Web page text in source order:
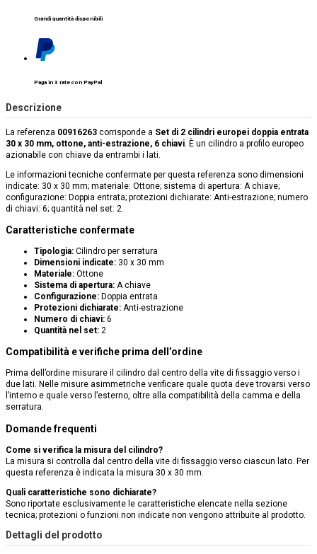
Grandi quantità disponibili
Paga in 3 rate con PayPal
Descrizione
La referenza 00916263 corrisponde a Set di 2 cilindri europei doppia entrata
30 x 30 mm, ottone, anti-estrazione, 6 chiavi. È un cilindro a profilo europeo
azionabile con chiave da entrambi i lati.
Le informazioni tecniche confermate per questa referenza sono dimensioni
indicate: 30 x 30 mm; materiale: Ottone; sistema di apertura: A chiave;
configurazione: Doppia entrata; protezioni dichiarate: Anti-estrazione; numero
di chiavi: 6; quantità nel set: 2.
Caratteristiche confermate
Tipologia: Cilindro per serratura
Dimensioni indicate: 30 x 30 mm
Materiale: Ottone
Sistema di apertura: A chiave
Configurazione: Doppia entrata
Protezioni dichiarate: Anti-estrazione
Numero di chiavi: 6
Quantità nel set: 2
Compatibilità e verifiche prima dell’ordine
Prima dell’ordine misurare il cilindro dal centro della vite di fissaggio verso i
due lati. Nelle misure asimmetriche verificare quale quota deve trovarsi verso
l’interno e quale verso l’esterno, oltre alla compatibilità della camma e della
serratura.
Domande frequenti
Come si verifica la misura del cilindro?
La misura si controlla dal centro della vite di fissaggio verso ciascun lato. Per
questa referenza è indicata la misura 30 x 30 mm.
Quali caratteristiche sono dichiarate?
Sono riportate esclusivamente le caratteristiche elencate nella sezione
tecnica; protezioni o funzioni non indicate non vengono attribuite al prodotto.
Dettagli del prodotto